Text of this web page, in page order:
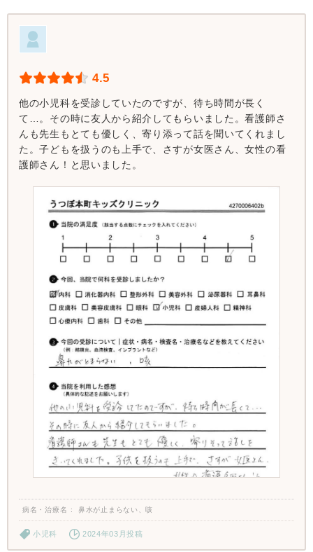
4.5
他の小児科を受診していたのですが、待ち時間が長く
て…。その時に友人から紹介してもらいました。看護師さ
んも先生もとても優しく、寄り添って話を聞いてくれまし
た。子どもを扱うのも上手で、さすが女医さん、女性の看
護師さん！と思いました。
病名・治療名 鼻水が止まらない、咳
小児科 2024年03月投稿